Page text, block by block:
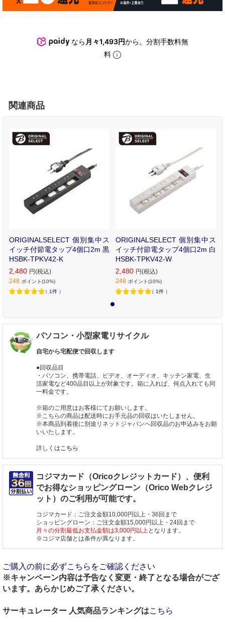
なら 月々1,493円から。分割手数料無
料
関連商品
ORIGINALSELECT 個別集中ス
イッチ付節電タップ4個口2m 黒
HSBK-TPKV42-K
2,480 円(税込)
248 ポイント(10%)
（ 1件 ）
ORIGINALSELECT 個別集中ス
イッチ付節電タップ4個口2m 白
HSBK-TPKV42-W
2,480 円(税込)
248 ポイント(10%)
（ 1件 ）
パソコン・小型家電リサイクル
自宅から宅配便で回収します
●回収品目
・パソコン、携帯電話、ビデオ、オーディオ、キッチン家電、生
活家電など400品目以上が対象です。箱に入れば、何点入れても同
一料金です。
※箱のご用意はお客様にてお願いします。
※こちらの商品は配送時にお手元品の回収はいたしません。
※本商品到着後に別途リネットジャパンへ回収品のお申込みをお願
いいたします。
詳しくはこちら
コジマカード（Oricoクレジットカード）、便利
でお得なショッピングローン（Orico Webクレジ
ット）のご利用が可能です。
コジマカード：ご注文金額10,000円以上・36回まで
ショッピングローン：ご注文金額15,000円以上・24回まで
月々の分割最低お支払金額は3,000円以上となります。
※コジマ店舗とは条件が異なります。
ご購入の前に必ずこちらをご確認ください
※キャンペーン内容は予告なく変更・終了となる場合がござ
います。あらかじめご了承ください。
サーキュレーター 人気商品ランキングはこちら